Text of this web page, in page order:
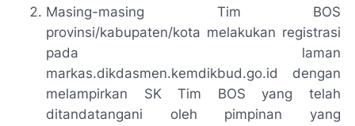
Masing-masing Tim BOS
provinsi/kabupaten/kota melakukan registrasi
pada laman
markas.dikdasmen.kemdikbud.go.id dengan
melampirkan SK Tim BOS yang telah
ditandatangani oleh pimpinan yang